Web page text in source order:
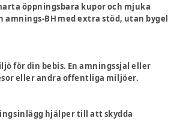
öppningsbara kupor och mjuka
BH med extra stöd, utan bygel
för din bebis. En amningssjal eller
eller andra offentliga miljöer.
hjälper till att skydda